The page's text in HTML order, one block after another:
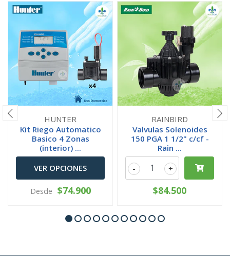
HUNTER
Kit Riego Automatico
Basico 4 Zonas
(interior) ...
VER OPCIONES
Desde $74.900
RAINBIRD
Valvulas Solenoides
150 PGA 1 1/2" c/cf -
Rain ...
+
-
$84.500